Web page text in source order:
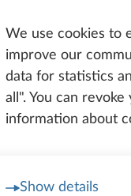
We use cookies to
improve our
data for statistics
all". You can
information about
Show details